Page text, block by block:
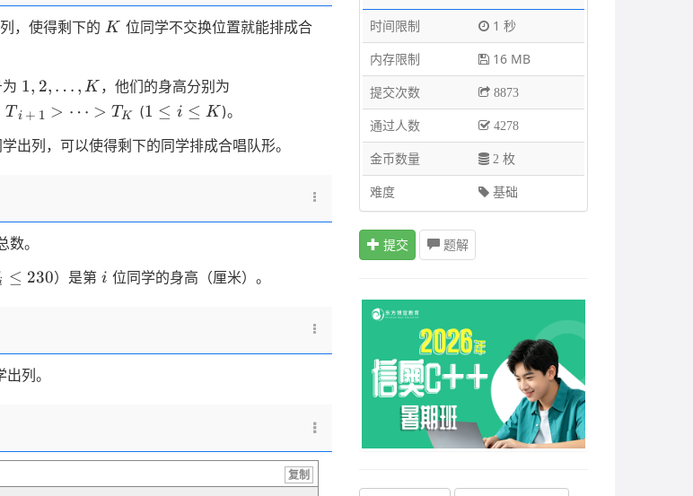
，使得剩下的K
K 位同学不交换位置就能排成合
1, 2,
\dots
, K
1, 2, … , K ，他们的身高分别为
\dots
,
T i+1
i + 1 \gt
\gt
> ⋯ > TK (1
i
1 ≤ i ≤ K )。
出列，可以使得剩下的同学排成合唱队形。
。
≤ 230）是第 i
i 位同学的身高（厘米）。
列。
复制
时间限制
1 秒
内存限制
16 MB
提交次数
8873
通过人数 4278
金币数量 2 枚
难度 基础
提交 题解